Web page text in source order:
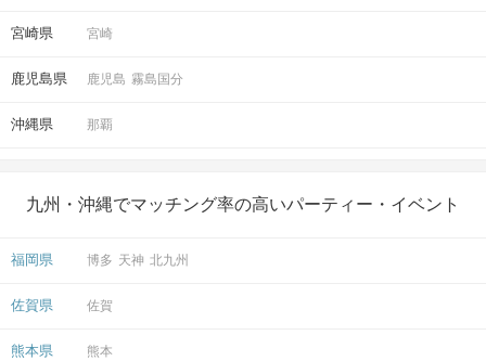
宮崎県 宮崎
鹿児島県 鹿児島 霧島国分
沖縄県 那覇
九州・沖縄でマッチング率の高いパーティー・イベント
福岡県 博多 天神 北九州
佐賀県 佐賀
熊本県 熊本